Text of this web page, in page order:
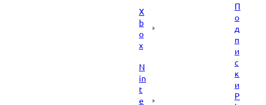
X
b
o
x
N
in
t
e
П
о
д
п
и
с
к
и
P